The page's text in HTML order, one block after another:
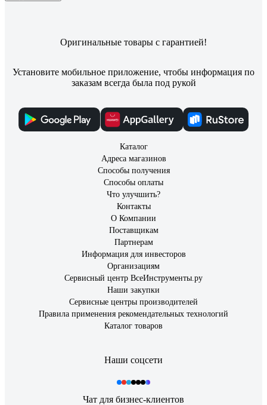
Оригинальные товары с гарантией!
Установите мобильное приложение, чтобы информация по
заказам всегда была под рукой
Каталог
Адреса магазинов
Способы получения
Способы оплаты
Что улучшить?
Контакты
О Компании
Поставщикам
Партнерам
Информация для инвесторов
Организациям
Сервисный центр ВсеИнструменты.ру
Наши закупки
Сервисные центры производителей
Правила применения рекомендательных технологий
Каталог товаров
Наши соцсети
Чат для бизнес-клиентов